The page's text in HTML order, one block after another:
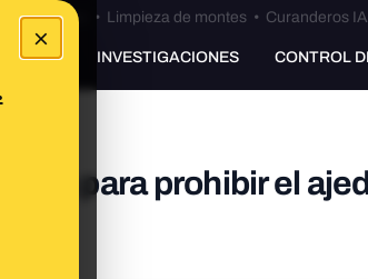
×
Bulos Ceuta • Limpieza de montes• Curanderos
INVESTIGACIONES CONTROL
para prohibir el